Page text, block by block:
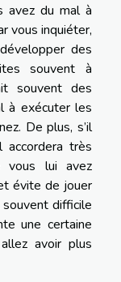
avez du mal à
vous inquiéter,
des
souvent à
souvent des
à exécuter les
De plus, s’il
très
vous lui avez
évite de jouer
difficile
une certaine
avoir plus